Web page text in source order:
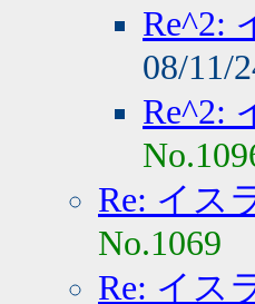
Re^2:
08/11/
Re^2:
Re: イス
No.1069
Re: イス